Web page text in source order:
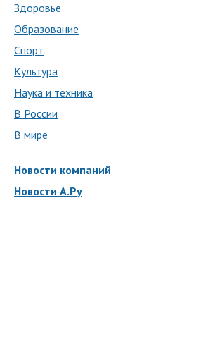
Здоровье
Образование
Спорт
Культура
Наука и техника
В России
В мире
Новости компаний
Новости А.Ру